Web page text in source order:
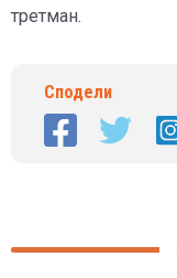
третман.
Сподели